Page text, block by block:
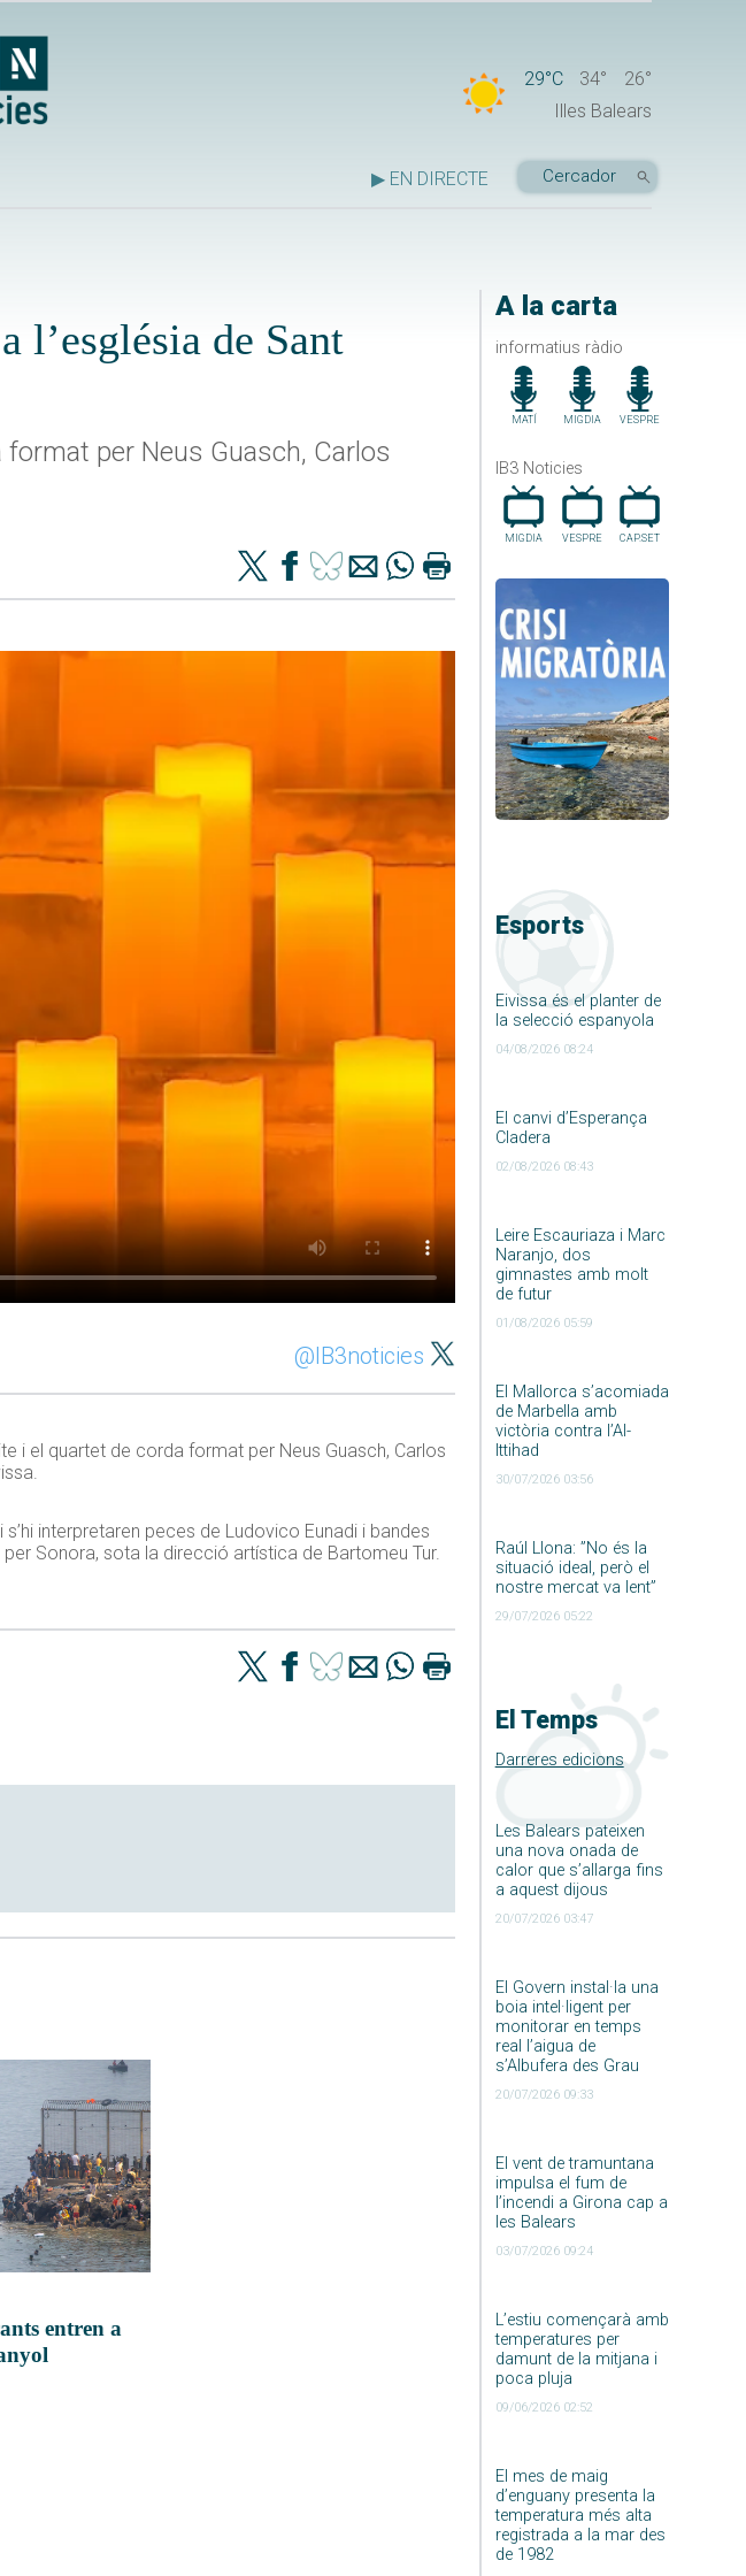
29°C 34°
26°
Illes Balears
▶ EN DIRECTE
A la carta
informatius ràdio
MATÍ MIGDIA VESPRE
IB3 Noticies
MIGDIA VESPRE CAP.SET
Esports
Eivissa és el planter de
la selecció espanyola
04/08/2026 08:24
El canvi d’Esperança
Cladera
02/08/2026 08:43
Leire Escauriaza i Marc
Naranjo, dos
gimnastes amb molt
de futur
01/08/2026 05:59
El Mallorca s’acomiada
de Marbella amb
victòria contra l’Al-
Ittihad
30/07/2026 03:56
Raúl Llona: ”No és la
situació ideal, però el
nostre mercat va lent”
29/07/2026 05:22
El Temps
Darreres edicions
Les Balears pateixen
una nova onada de
calor que s’allarga fins
a aquest dijous
20/07/2026 03:47
El Govern instal·la una
boia intel·ligent per
monitorar en temps
real l’aigua de
s’Albufera des Grau
20/07/2026 09:33
El vent de tramuntana
impulsa el fum de
l’incendi a Girona cap a
les Balears
03/07/2026 09:24
L’estiu començarà amb
temperatures per
damunt de la mitjana i
poca pluja
09/06/2026 02:52
El mes de maig
d’enguany presenta la
temperatura més alta
registrada a la mar des
de 1982
l’església de Sant
per Neus Guasch, Carlos
@IB3noticies
i el quartet de corda format per Neus Guasch, Carlos
interpretaren peces de Ludovico Eunadi i bandes
Sonora, sota la direcció artística de Bartomeu Tur.
entren a